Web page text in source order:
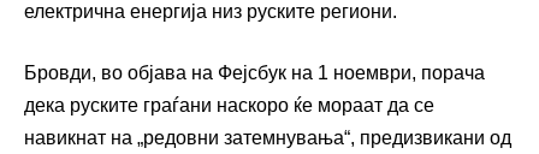
електрична енергија низ руските региони.
Бровди, во објава на Фејсбук на 1 ноември, порача
дека руските граѓани наскоро ќе мораат да се
навикнат на „редовни затемнувања“, предизвикани од